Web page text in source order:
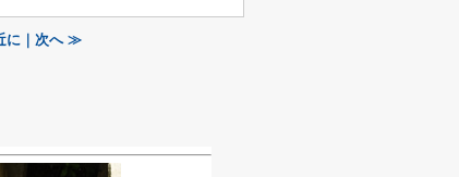
に｜次へ ≫